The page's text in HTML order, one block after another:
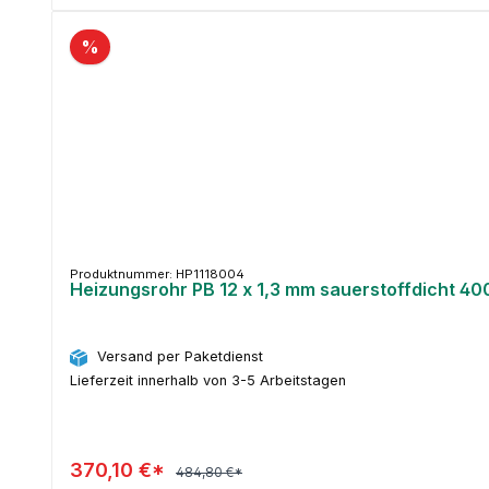
%
Produktnummer: HP1118004
Heizungsrohr PB 12 x 1,3 mm sauerstoffdicht
Versand per Paketdienst
Lieferzeit innerhalb von 3-5 Arbeitstagen
370,10 €* 484,80 €*